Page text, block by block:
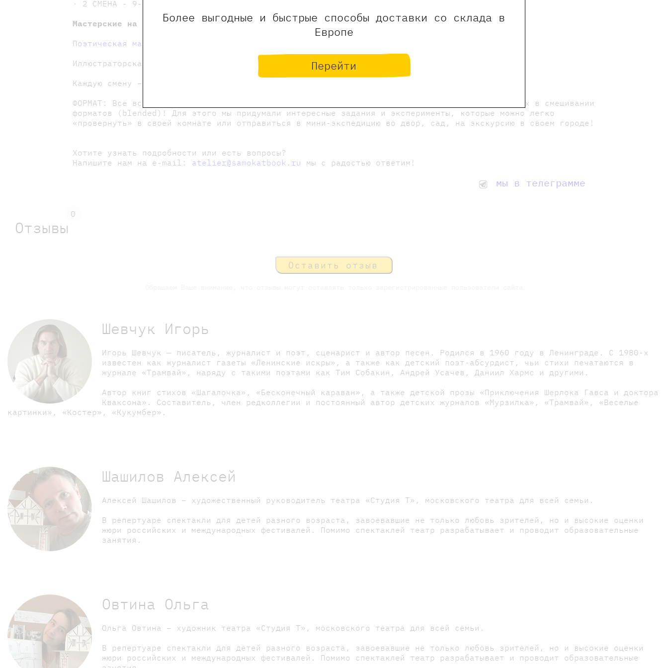
Более выгодные и быстрые способы доставки со склада в
Европе
Перейти
· 2 СМЕНА - 9-13 августа (пн.-пт.: 10:00-16:00)
Мастерские на выбор:
Поэтическая мастерская "ТАЙНА ЧЕТЫРЕХ «ЭР-ЭC» с Игорем Шевчуком
Иллюстраторская мастерская с Соней Уткиной
Каждую смену – встречи с новыми мастерами! Следите за анонсами!
ФОРМАТ: Все встречи проходят в онлайн-формате (на платформе ZOOM), но фишка наших мастерских в смешивании
форматов (blended)! Для этого мы придумали интересные задания и эксперименты, которые можно легко
«провернуть» в своей комнате или отправиться в мини-экспедицию во двор, сад, на экскурсию в своем городе!
Хотите узнать подробности или есть вопросы?
Напишите нам на e-mail: atelier@samokatbook.ru мы с радостью ответим!
мы в телеграмме
Отзывы
0
Оставить отзыв
Шевчук Игорь
Игорь Шевчук — писатель, журналист и поэт, сценарист и автор песен. Родился в 1960 году в Ленинграде. С 1980-х
известен как журналист газеты «Ленинские искры», а также как детский поэт-абсурдист, чьи стихи печатаются в
журнале «Трамвай», наряду с такими поэтами как Тим Собакин, Андрей Усачев, Даниил Хармс и другими.
Автор книг стихов «Шагалочка», «Бесконечный караван», а также детской прозы «Приключения Шерлока Гавса и доктора
Кваксона». Составитель, член редколлегии и постоянный автор детских журналов «Мурзилка», «Трамвай», «Веселые
картинки», «Костер», «Кукумбер».
Шашилов Алексей
Алексей Шашилов – художественный руководитель театра «Студия Т», московского театра для всей семьи.
В репертуаре спектакли для детей разного возраста, завоевавшие не только любовь зрителей, но и высокие оценки
жюри российских и международных фестивалей. Помимо спектаклей театр разрабатывает и проводит образовательные
занятия.
Овтина Ольга
Ольга Овтина – художник театра «Студия Т», московского театра для всей семьи.
В репертуаре спектакли для детей разного возраста, завоевавшие не только любовь зрителей, но и высокие оценки
жюри российских и международных фестивалей. Помимо спектаклей театр разрабатывает и проводит образовательные